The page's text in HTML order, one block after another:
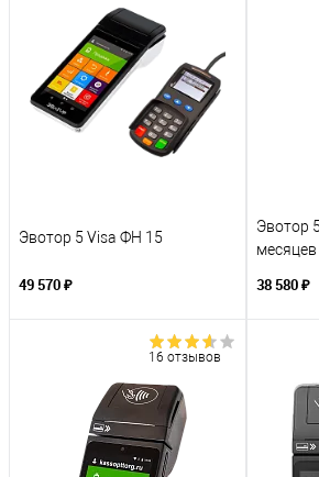
Эвотор 5 Visa ФН 15
49 570 ₽
Эвотор
месяцев
38 580 ₽
16 отзывов